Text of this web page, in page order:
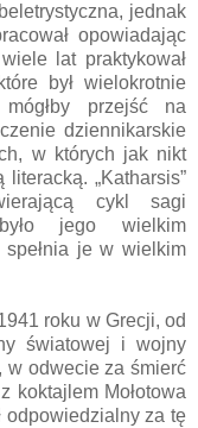
jednak
opowiadając
lat praktykował
był wielokrotnie
przejść na
dziennikarskie
w których jak nikt
„Katharsis”
cykl sagi
jego wielkim
je w wielkim
roku w Grecji, od
światowej i wojny
w odwecie za śmierć
koktajlem Mołotowa
odpowiedzialny za tę